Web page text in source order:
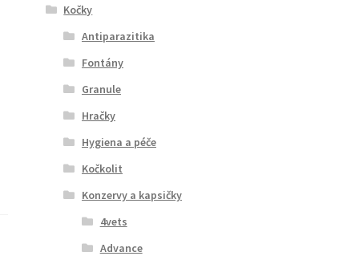
Kočky
Antiparazitika
Fontány
Granule
Hračky
Hygiena a péče
Kočkolit
Konzervy a kapsičky
4vets
Advance